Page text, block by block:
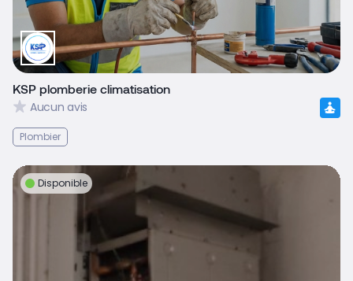
KSP plomberie climatisation
Aucun avis
Plombier
Disponible